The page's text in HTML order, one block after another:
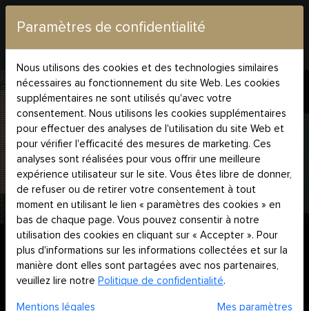
Paramètres de confidentialité
Nous utilisons des cookies et des technologies similaires
nécessaires au fonctionnement du site Web. Les cookies
supplémentaires ne sont utilisés qu'avec votre
consentement. Nous utilisons les cookies supplémentaires
pour effectuer des analyses de l'utilisation du site Web et
pour vérifier l'efficacité des mesures de marketing. Ces
analyses sont réalisées pour vous offrir une meilleure
expérience utilisateur sur le site. Vous êtes libre de donner,
de refuser ou de retirer votre consentement à tout
moment en utilisant le lien « paramètres des cookies » en
bas de chaque page. Vous pouvez consentir à notre
utilisation des cookies en cliquant sur « Accepter ». Pour
plus d'informations sur les informations collectées et sur la
manière dont elles sont partagées avec nos partenaires,
veuillez lire notre Politique de confidentialité.
Mentions légales Mes paramètres